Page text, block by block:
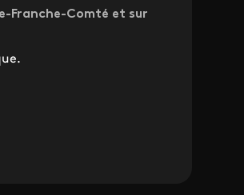
Franche-Comté et sur